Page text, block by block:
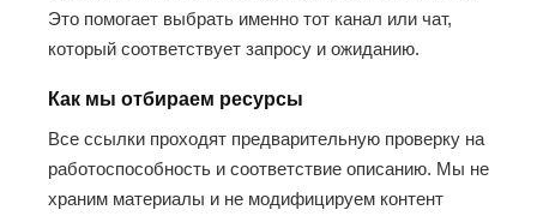
Это помогает выбрать именно тот канал или чат,
который соответствует запросу и ожиданию.
Как мы отбираем ресурсы
Все ссылки проходят предварительную проверку на
работоспособность и соответствие описанию. Мы не
храним материалы и не модифицируем контент